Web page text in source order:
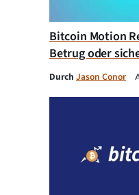
Bitcoin Motion
Betrug oder
Durch Jason Conor